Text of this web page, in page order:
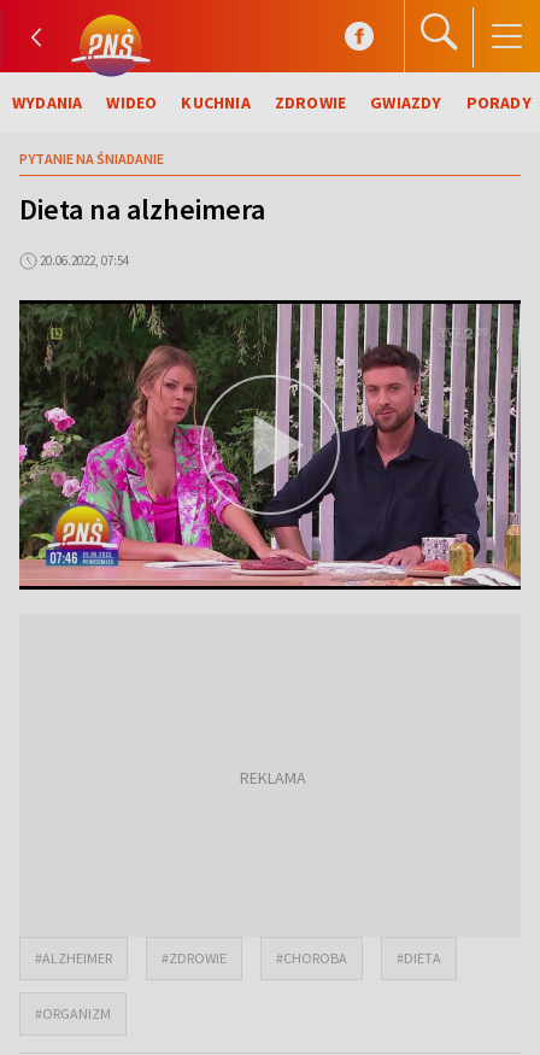
WYDANIA WIDEO KUCHNIA ZDROWIE GWIAZDY PORADY
PYTANIE NA ŚNIADANIE
Dieta na alzheimera
20.06.2022, 07:54
#ALZHEIMER #ZDROWIE #CHOROBA #DIETA
#ORGANIZM